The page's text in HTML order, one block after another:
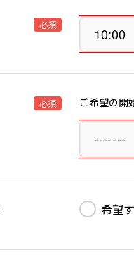
必須
必須 ご希望の開
希望